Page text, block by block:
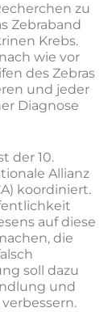
zu
Zebraband
Krebs.
wie vor
des Zebras
und jeder
Diagnose
der 10.
Allianz
koordiniert.
auf diese
die
soll dazu
und